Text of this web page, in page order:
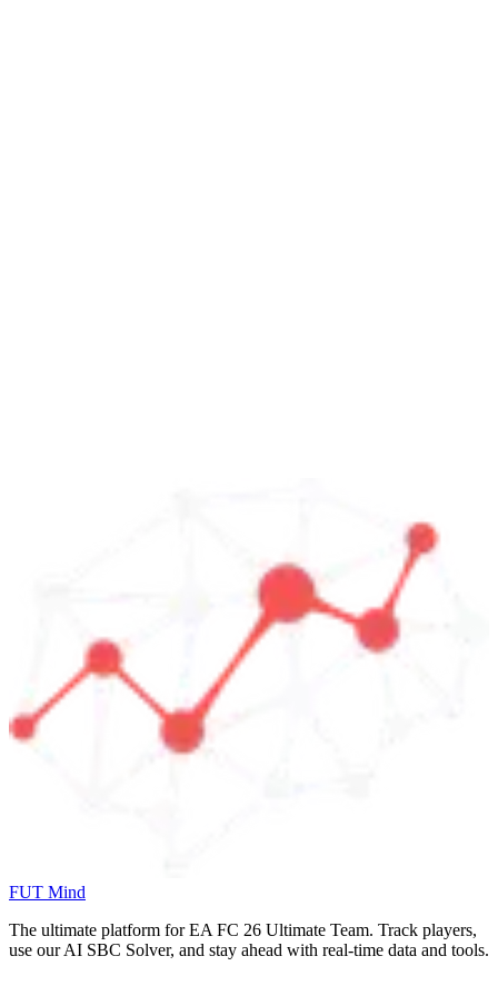
FUT Mind
The ultimate platform for EA FC 26 Ultimate Team. Track players,
use our AI SBC Solver, and stay ahead with real-time data and tools.